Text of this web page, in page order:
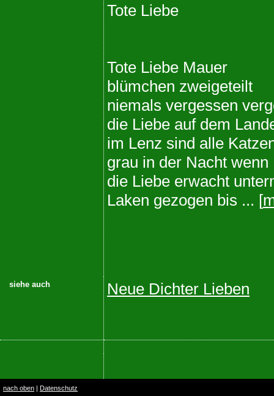
Tote Liebe
Tote Liebe Mauer
blümchen zweigeteilt
niemals vergessen
die Liebe auf dem
im Lenz sind alle
grau in der Nacht wenn
die Liebe erwacht
Laken gezogen bis ... [
siehe auch Neue Dichter Lieben
nach oben | Datenschutz